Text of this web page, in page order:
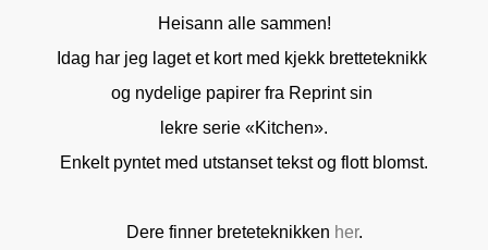
Heisann alle sammen!
Idag har jeg laget et kort med kjekk bretteteknikk
og nydelige papirer fra Reprint sin
lekre serie «Kitchen».
Enkelt pyntet med utstanset tekst og flott blomst.
Dere finner breteteknikken her.